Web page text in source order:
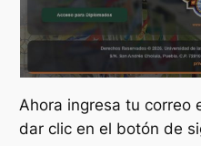
Ahora ingresa tu correo
dar clic en el botón de